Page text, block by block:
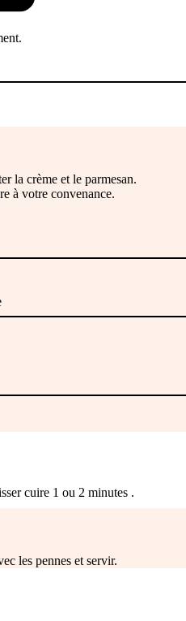
la crème et le parmesan.
à votre convenance.
cuire 1 ou 2 minutes .
les pennes et servir.